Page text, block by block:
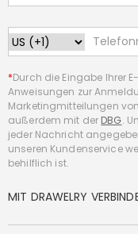
*Durch die Eingabe Ihrer
Anweisungen zur
Marketingmitteilungen
außerdem mit der DBG.
jeder Nachricht
unseren Kundenservice
behilflich ist.
MIT DRAWELRY